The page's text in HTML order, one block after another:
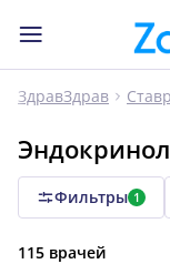
ЗдравЗдрав
Фильтры 1
115 врачей